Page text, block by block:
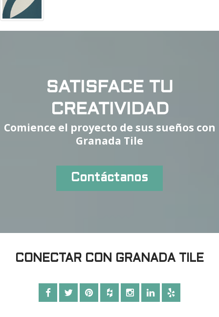
SATISFACE TU
CREATIVIDAD
Comience el proyecto de sus sueños con
Granada Tile
Contáctanos
CONECTAR CON GRANADA TILE